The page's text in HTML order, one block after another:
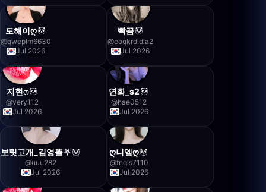
도해이ღ
@qweplm6630
Jul 2026
빡끔
@eoqkrdldla2
Jul 2026
지현ෆ
@very112
Jul 2026
연화_s2
@hae0512
Jul 2026
보릿고개_김엉똘⛧
@uuu282
Jul 2026
ღ니엘ღ
@tnqls7110
Jul 2026